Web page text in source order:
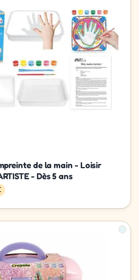
de la main - Loisir
- Dès 5 ans